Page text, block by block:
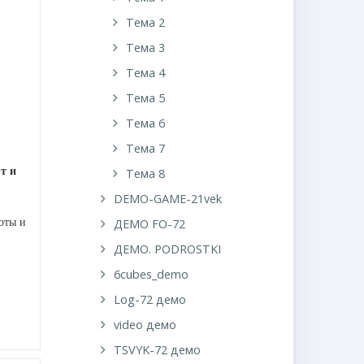
и
и
Тема 2
Тема 3
Тема 4
Тема 5
Тема 6
Тема 7
Тема 8
DEMO-GAME-21vek
ДЕМО FO-72
ДЕМО. PODROSTKI
6cubes_demo
Log-72 демо
video демо
TSVYK-72 демо